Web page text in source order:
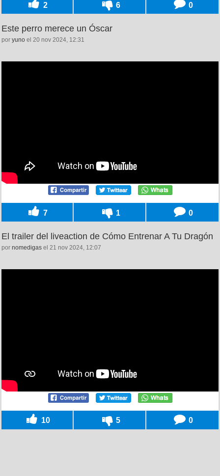
2 6 0
Este perro merece un Óscar
por yuno el 20 nov 2024, 12:31
7 1 0
El trailer del liveaction de Cómo Entrenar A Tu Dragón
por nomedigas el 21 nov 2024, 12:07
10 5 0